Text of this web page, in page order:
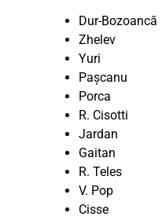
Dur-Bozoancă
Zhelev
Yuri
Pașcanu
Porca
R. Cisotti
Jardan
Gaitan
R. Teles
V. Pop
Cisse